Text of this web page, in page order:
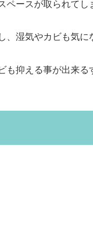
ースが取られてし
湿気やカビも気に
抑える事が出来る